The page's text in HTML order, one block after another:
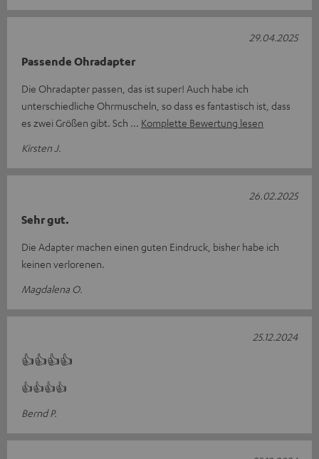
Passende Ohradapter
Die Ohradapter passen, das ist super! Auch habe ich
unterschiedliche Ohrmuscheln, so dass es fantastisch ist, dass
es zwei Größen gibt. Sch
Komplette Bewertung lesen
Kirsten J.
29.04.2025
Sehr gut.
Die Adapter machen einen guten Eindruck, bisher habe ich
keinen verlorenen.
Magdalena O.
26.02.2025
👍👍👍👍
👍👍👍👍
Bernd P.
25.12.2024